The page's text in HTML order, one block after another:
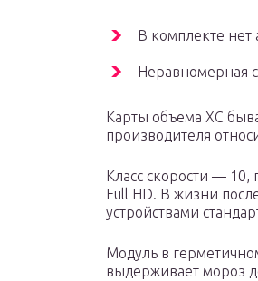
В комплекте нет
Неравномерная
Карты объема XC
производителя
Класс скорости — 10,
Full HD. В жизни
устройствами
Модуль в
выдерживает мороз